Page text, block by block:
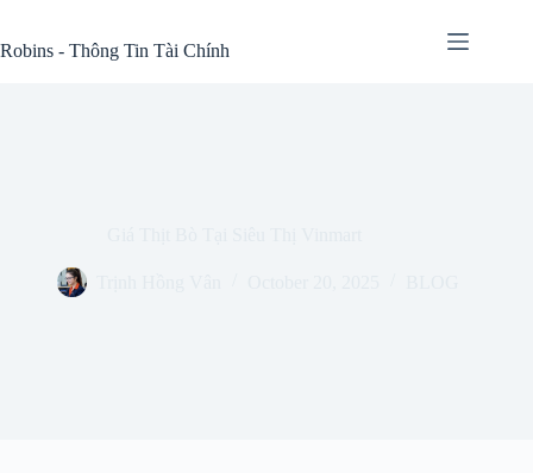
content
Robins - Thông Tin Tài Chính